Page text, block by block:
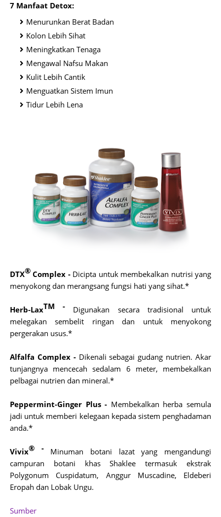
7 Manfaat Detox:
Menurunkan Berat Badan
Kolon Lebih Sihat
Meningkatkan Tenaga
Mengawal Nafsu Makan
Kulit Lebih Cantik
Menguatkan Sistem Imun
Tidur Lebih Lena
DTX® Complex - Dicipta untuk membekalkan nutrisi yang
menyokong dan merangsang fungsi hati yang sihat.*
Herb-LaxTM - Digunakan secara tradisional untuk
melegakan sembelit ringan dan untuk menyokong
pergerakan usus.*
Alfalfa Complex - Dikenali sebagai gudang nutrien. Akar
tunjangnya mencecah sedalam 6 meter, membekalkan
pelbagai nutrien dan mineral.*
Peppermint-Ginger Plus - Membekalkan herba semula
jadi untuk memberi kelegaan kepada sistem penghadaman
anda.*
Vivix® - Minuman botani lazat yang mengandungi
campuran botani khas Shaklee termasuk ekstrak
Polygonum Cuspidatum, Anggur Muscadine, Eldeberi
Eropah dan Lobak Ungu.
Sumber